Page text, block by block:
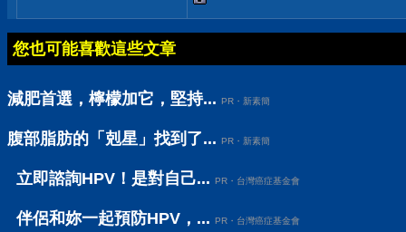
您也可能喜歡這些文章
減肥首選，檸檬加它，堅持... PR・新素簡
腹部脂肪的「剋星」找到了... PR・新素簡
立即諮詢HPV！是對自己... PR・台灣癌症基金會
伴侶和妳一起預防HPV，... PR・台灣癌症基金會